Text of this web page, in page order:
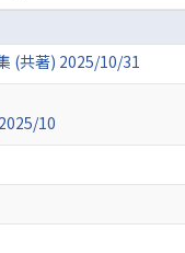
(共著) 2025/10/31
10